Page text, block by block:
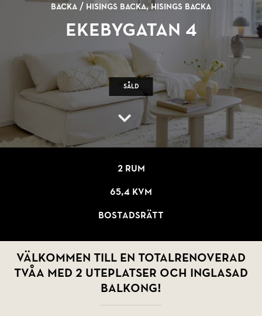
Backa / Hisings Backa, Hisings Backa
Ekebygatan 4
Såld
2 rum
65,4 kvm
Bostadsrätt
Välkommen till en totalrenoverad
tvåa med 2 uteplatser och inglasad
balkong!